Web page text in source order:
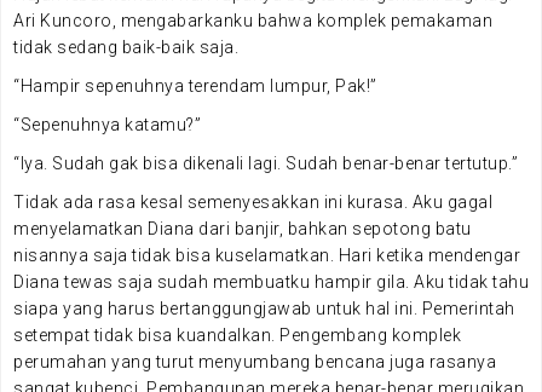
Ari Kuncoro, mengabarkanku bahwa komplek pemakaman
tidak sedang baik-baik saja.
“Hampir sepenuhnya terendam lumpur, Pak!”
“Sepenuhnya katamu?”
“Iya. Sudah gak bisa dikenali lagi. Sudah benar-benar tertutup.”
Tidak ada rasa kesal semenyesakkan ini kurasa. Aku gagal
menyelamatkan Diana dari banjir, bahkan sepotong batu
nisannya saja tidak bisa kuselamatkan. Hari ketika mendengar
Diana tewas saja sudah membuatku hampir gila. Aku tidak tahu
siapa yang harus bertanggungjawab untuk hal ini. Pemerintah
setempat tidak bisa kuandalkan. Pengembang komplek
perumahan yang turut menyumbang bencana juga rasanya